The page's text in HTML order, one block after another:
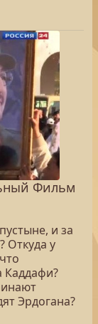
Фильм
и за
Откуда у
Каддафи?
Эрдогана?